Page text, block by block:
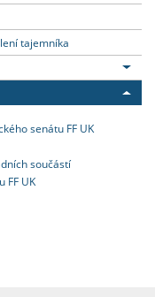
tajemníka
senátu FF UK
součástí
FF UK